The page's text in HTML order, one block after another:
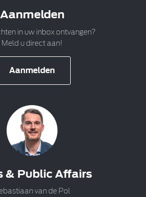
Aanmelden
in uw inbox ontvangen?
Meld u direct aan!
Aanmelden
& Public Affairs
van de Pol